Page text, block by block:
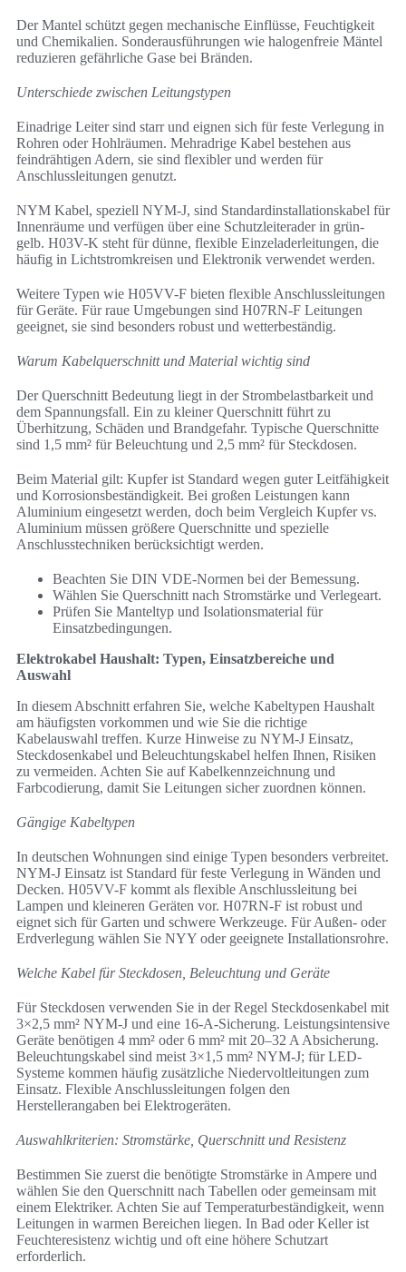
Der Mantel schützt gegen mechanische Einflüsse, Feuchtigkeit
und Chemikalien. Sonderausführungen wie halogenfreie Mäntel
reduzieren gefährliche Gase bei Bränden.
Unterschiede zwischen Leitungstypen
Einadrige Leiter sind starr und eignen sich für feste Verlegung in
Rohren oder Hohlräumen. Mehradrige Kabel bestehen aus
feindrähtigen Adern, sie sind flexibler und werden für
Anschlussleitungen genutzt.
NYM Kabel, speziell NYM-J, sind Standardinstallationskabel für
Innenräume und verfügen über eine Schutzleiterader in grün-
gelb. H03V-K steht für dünne, flexible Einzeladerleitungen, die
häufig in Lichtstromkreisen und Elektronik verwendet werden.
Weitere Typen wie H05VV-F bieten flexible Anschlussleitungen
für Geräte. Für raue Umgebungen sind H07RN-F Leitungen
geeignet, sie sind besonders robust und wetterbeständig.
Warum Kabelquerschnitt und Material wichtig sind
Der Querschnitt Bedeutung liegt in der Strombelastbarkeit und
dem Spannungsfall. Ein zu kleiner Querschnitt führt zu
Überhitzung, Schäden und Brandgefahr. Typische Querschnitte
sind 1,5 mm² für Beleuchtung und 2,5 mm² für Steckdosen.
Beim Material gilt: Kupfer ist Standard wegen guter Leitfähigkeit
und Korrosionsbeständigkeit. Bei großen Leistungen kann
Aluminium eingesetzt werden, doch beim Vergleich Kupfer vs.
Aluminium müssen größere Querschnitte und spezielle
Anschlusstechniken berücksichtigt werden.
Beachten Sie DIN VDE-Normen bei der Bemessung.
Wählen Sie Querschnitt nach Stromstärke und Verlegeart.
Prüfen Sie Manteltyp und Isolationsmaterial für
Einsatzbedingungen.
Elektrokabel Haushalt: Typen, Einsatzbereiche und
Auswahl
In diesem Abschnitt erfahren Sie, welche Kabeltypen Haushalt
am häufigsten vorkommen und wie Sie die richtige
Kabelauswahl treffen. Kurze Hinweise zu NYM-J Einsatz,
Steckdosenkabel und Beleuchtungskabel helfen Ihnen, Risiken
zu vermeiden. Achten Sie auf Kabelkennzeichnung und
Farbcodierung, damit Sie Leitungen sicher zuordnen können.
Gängige Kabeltypen
In deutschen Wohnungen sind einige Typen besonders verbreitet.
NYM-J Einsatz ist Standard für feste Verlegung in Wänden und
Decken. H05VV-F kommt als flexible Anschlussleitung bei
Lampen und kleineren Geräten vor. H07RN-F ist robust und
eignet sich für Garten und schwere Werkzeuge. Für Außen- oder
Erdverlegung wählen Sie NYY oder geeignete Installationsrohre.
Welche Kabel für Steckdosen, Beleuchtung und Geräte
Für Steckdosen verwenden Sie in der Regel Steckdosenkabel mit
3×2,5 mm² NYM-J und eine 16-A-Sicherung. Leistungsintensive
Geräte benötigen 4 mm² oder 6 mm² mit 20–32 A Absicherung.
Beleuchtungskabel sind meist 3×1,5 mm² NYM-J; für LED-
Systeme kommen häufig zusätzliche Niedervoltleitungen zum
Einsatz. Flexible Anschlussleitungen folgen den
Herstellerangaben bei Elektrogeräten.
Auswahlkriterien: Stromstärke, Querschnitt und Resistenz
Bestimmen Sie zuerst die benötigte Stromstärke in Ampere und
wählen Sie den Querschnitt nach Tabellen oder gemeinsam mit
einem Elektriker. Achten Sie auf Temperaturbeständigkeit, wenn
Leitungen in warmen Bereichen liegen. In Bad oder Keller ist
Feuchteresistenz wichtig und oft eine höhere Schutzart
erforderlich.